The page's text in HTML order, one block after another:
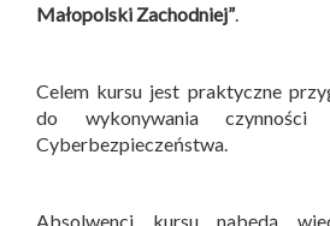
Małopolski Zachodniej”.
Celem kursu jest praktyczne
do wykonywania czynności
Cyberbezpieczeństwa.
Absolwenci kursu nabędą